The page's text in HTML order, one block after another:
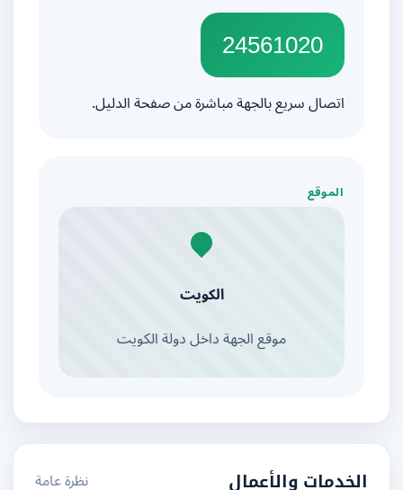
24561020
اتصال سريع بالجهة مباشرة من صفحة الدليل.
الموقع
الكويت
موقع الجهة داخل دولة الكويت
الخدمات والأعمال نظرة عامة